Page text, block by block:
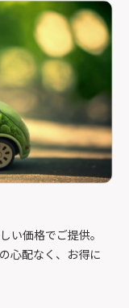
い価格でご提供。
心配なく、お得に